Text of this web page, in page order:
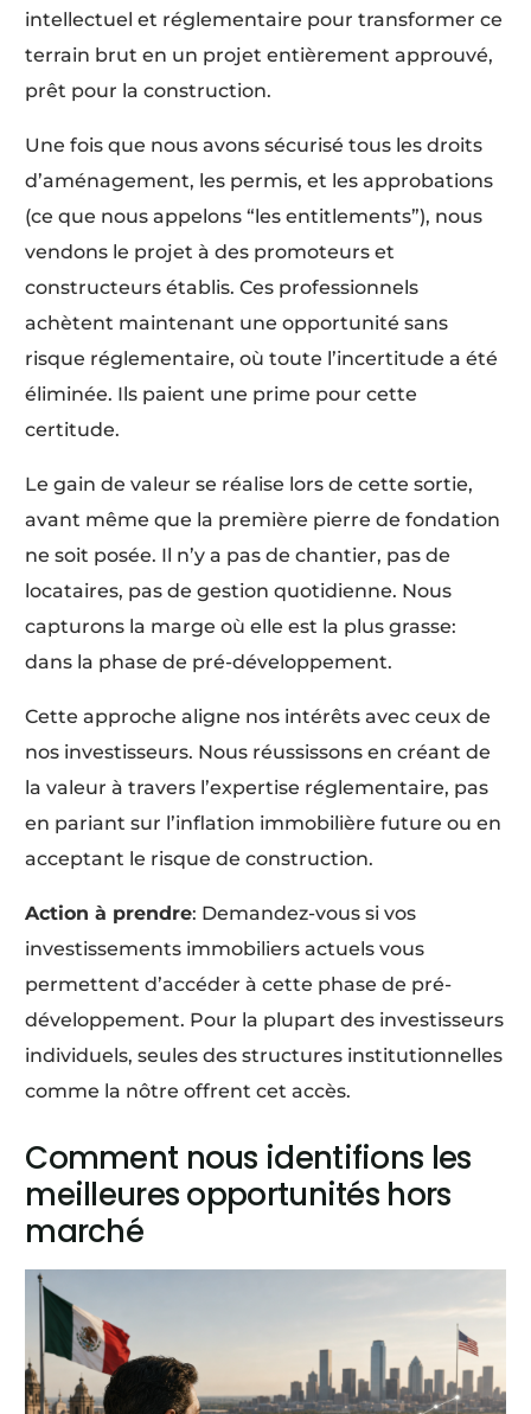
intellectuel et réglementaire pour transformer ce
terrain brut en un projet entièrement approuvé,
prêt pour la construction.
Une fois que nous avons sécurisé tous les droits
d’aménagement, les permis, et les approbations
(ce que nous appelons “les entitlements”), nous
vendons le projet à des promoteurs et
constructeurs établis. Ces professionnels
achètent maintenant une opportunité sans
risque réglementaire, où toute l’incertitude a été
éliminée. Ils paient une prime pour cette
certitude.
Le gain de valeur se réalise lors de cette sortie,
avant même que la première pierre de fondation
ne soit posée. Il n’y a pas de chantier, pas de
locataires, pas de gestion quotidienne. Nous
capturons la marge où elle est la plus grasse:
dans la phase de pré-développement.
Cette approche aligne nos intérêts avec ceux de
nos investisseurs. Nous réussissons en créant de
la valeur à travers l’expertise réglementaire, pas
en pariant sur l’inflation immobilière future ou en
acceptant le risque de construction.
Action à prendre: Demandez-vous si vos
investissements immobiliers actuels vous
permettent d’accéder à cette phase de pré-
développement. Pour la plupart des investisseurs
individuels, seules des structures institutionnelles
comme la nôtre offrent cet accès.
Comment nous identifions les
meilleures opportunités hors
marché